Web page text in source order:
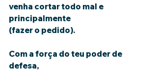
venha cortar todo mal e
principalmente
(fazer o pedido).
Com a força do teu poder de
defesa,